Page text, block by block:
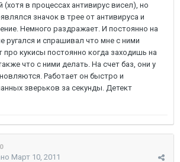
(хотя в процессах антивирус висел), но
значок в трее от антивируса и
Немного раздражает. И постоянно на
ругался и спрашивал что мне с ними
кукисы постоянно когда заходишь на
что с ними делать. На счет баз, они у
Работает он быстро и
зверьков за секунды. Детект
Март 10, 2011